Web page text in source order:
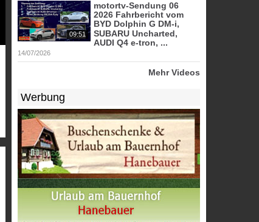
09:51
motortv-Sendung 06
2026 Fahrbericht vom
BYD Dolphin G DM-i,
SUBARU Uncharted,
AUDI Q4 e-tron, ...
14/07/2026
Mehr Videos
Werbung